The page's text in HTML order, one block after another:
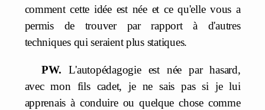
comment cette idée est née et ce qu'elle vous a
permis de trouver par rapport à d'autres
techniques qui seraient plus statiques.
PW. L'autopédagogie est née par hasard,
avec mon fils cadet, je ne sais pas si je lui
apprenais à conduire ou quelque chose comme